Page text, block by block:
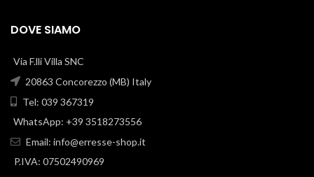
DOVE SIAMO
Via F.lli Villa SNC
20863 Concorezzo (MB) Italy
Tel: 039 367319
WhatsApp: +39 3518273556
Email: info@erresse-shop.it
P.IVA: 07502490969